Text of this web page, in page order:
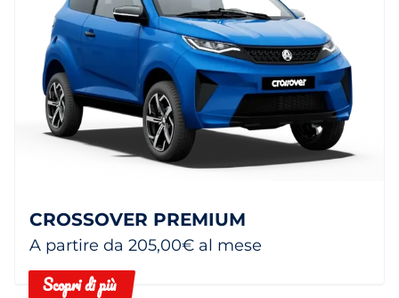
CROSSOVER PREMIUM
A partire da 205,00€ al mese
Scopri di più